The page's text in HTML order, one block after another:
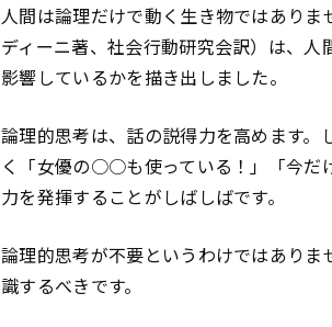
人間は論理だけで動く生き物ではあり
ディーニ著、社会行動研究会訳）は、
影響しているかを描き出しました。
論理的思考は、話の説得力を高めます
く「女優の○○も使っている！」「今
力を発揮することがしばしばです。
論理的思考が不要というわけではあり
識するべきです。